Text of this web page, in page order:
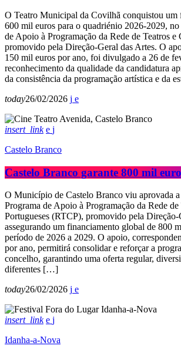
O Teatro Municipal da Covilhã conquistou um
600 mil euros para o quadriénio 2026-2029,
de Apoio à Programação da Rede de Teatros e
promovido pela Direção-Geral das Artes. O
150 mil euros por ano, foi divulgado a 26 de
reconhecimento da qualidade da candidatura
da consistência da programação artística e da
today26/02/2026
insert_link
Castelo Branco
Castelo Branco garante 800 mil
O Município de Castelo Branco viu aprovada
Programa de Apoio à Programação da Rede
Portugueses (RTCP), promovido pela Direção-
assegurando um financiamento global de 800
período de 2026 a 2029. O apoio,
por ano, permitirá consolidar e reforçar a
concelho, garantindo uma oferta regular,
diferentes […]
today26/02/2026
insert_link
Idanha-a-Nova